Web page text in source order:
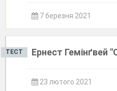
7 березня 2021
ТЕСТ Ернест Гемінґвей
23 лютого 2021